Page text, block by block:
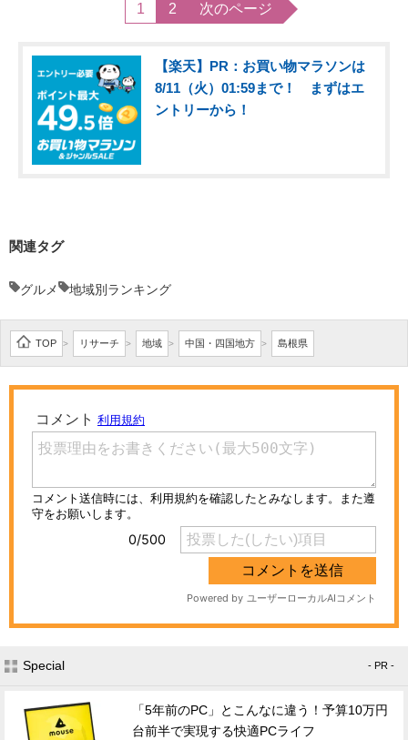
1 2 次のページ
【楽天】PR：お買い物マラソンは
8/11（火）01:59まで！ まずはエ
ントリーから！
関連タグ
グルメ 地域別ランキング
TOP > リサーチ > 地域 > 中国・四国地方 > 島根県
Special - PR -
「5年前のPC」とこんなに違う！予算10万円
台前半で実現する快適PCライフ